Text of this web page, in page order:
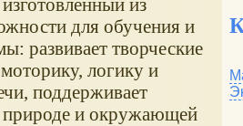
для обучения и
развивает творческие
логику и
поддерживает
природе и окружающей